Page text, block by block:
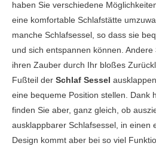
haben Sie verschiedene
eine komfortable Schlafstätte
manche Schlafsessel, so dass sie
und sich entspannen können. Andere
ihren Zauber durch Ihr bloßes
Fußteil der Schlaf Sessel
eine bequeme Position stellen. Dank
finden Sie aber, ganz gleich, ob
ausklappbarer Schlafsessel, in einen
Design kommt aber bei so viel